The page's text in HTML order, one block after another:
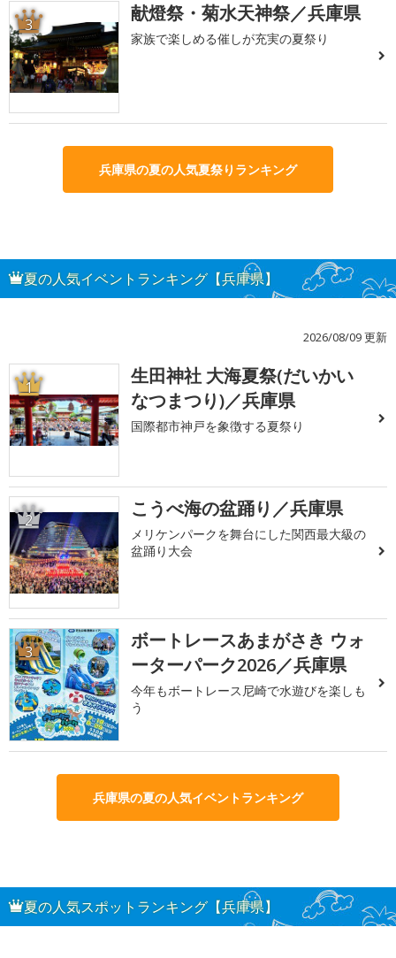
3 献燈祭・菊水天神祭／兵庫県
家族で楽しめる催しが充実の夏祭り
兵庫県の夏の人気夏祭りランキング
夏の人気イベントランキング【兵庫県】
2026/08/09 更新
1
生田神社 大海夏祭(だいかい
なつまつり)／兵庫県
国際都市神戸を象徴する夏祭り
2 こうべ海の盆踊り／兵庫県
メリケンパークを舞台にした関西最大級の
盆踊り大会
3
ボートレースあまがさき ウォ
ーターパーク2026／兵庫県
今年もボートレース尼崎で水遊びを楽しも
う
兵庫県の夏の人気イベントランキング
夏の人気スポットランキング【兵庫県】